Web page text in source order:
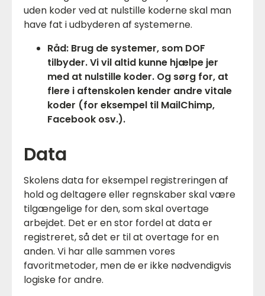
uden koder ved at nulstille koderne skal man
have fat i udbyderen af systemerne.
Råd: Brug de systemer, som DOF
tilbyder. Vi vil altid kunne hjælpe jer
med at nulstille koder. Og sørg for, at
flere i aftenskolen kender andre vitale
koder (for eksempel til MailChimp,
Facebook osv.).
Data
Skolens data for eksempel registreringen af
hold og deltagere eller regnskaber skal være
tilgængelige for den, som skal overtage
arbejdet. Det er en stor fordel at data er
registreret, så det er til at overtage for en
anden. Vi har alle sammen vores
favoritmetoder, men de er ikke nødvendigvis
logiske for andre.